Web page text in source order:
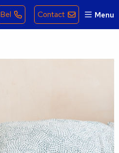
Bel Contact Menu